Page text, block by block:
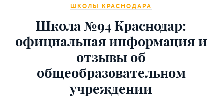
ШКОЛЫ КРАСНОДАРА
Школа №94 Краснодар:
официальная информация и
отзывы об
общеобразовательном
учреждении